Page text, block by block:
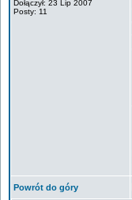
Dołączył: 23 Lip 2007
Posty: 11
Powrót do góry